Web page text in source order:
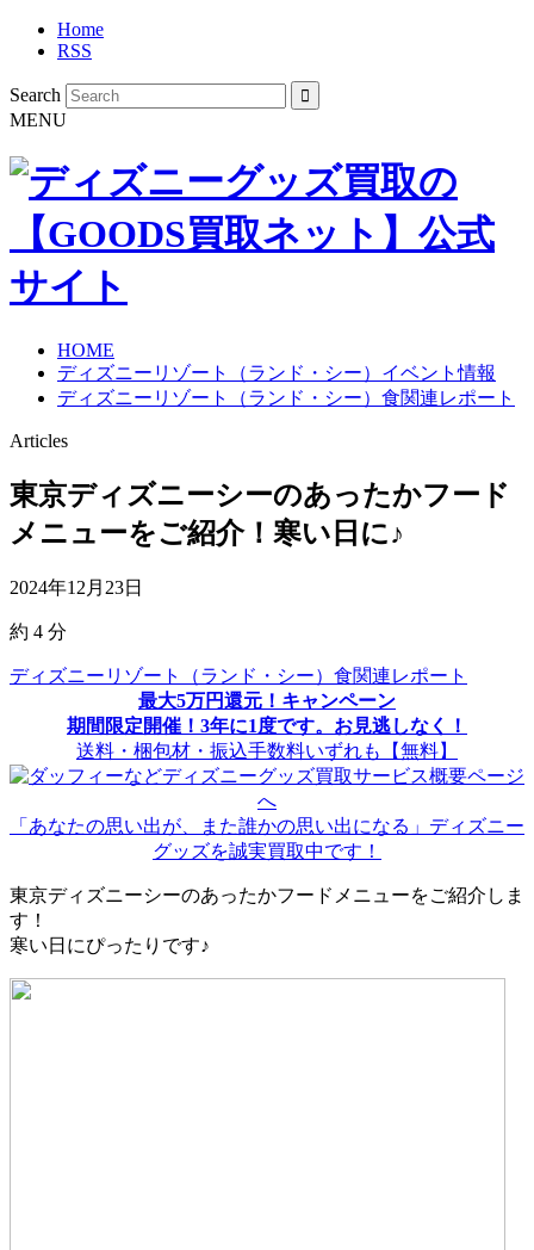
Home
RSS
Search
MENU
HOME
ディズニーリゾート（ランド・シー）イベント情報
ディズニーリゾート（ランド・シー）食関連レポート
Articles
東京ディズニーシーのあったかフード
メニューをご紹介！寒い日に♪
2024年12月23日
約 4 分
ディズニーリゾート（ランド・シー）食関連レポート
最大5万円還元！キャンペーン
期間限定開催！3年に1度です。お見逃しなく！
送料・梱包材・振込手数料いずれも【無料】
「あなたの思い出が、また誰かの思い出になる」ディズニー
グッズを誠実買取中です！
東京ディズニーシーのあったかフードメニューをご紹介しま
す！
寒い日にぴったりです♪